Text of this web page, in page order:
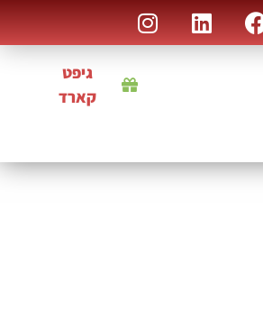
גיפט
קארד